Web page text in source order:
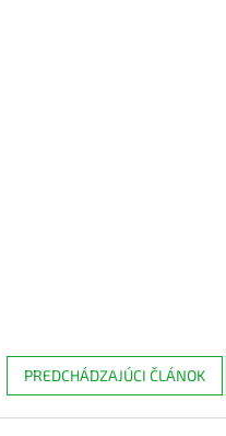
PREDCHÁDZAJÚCI ČLÁNOK